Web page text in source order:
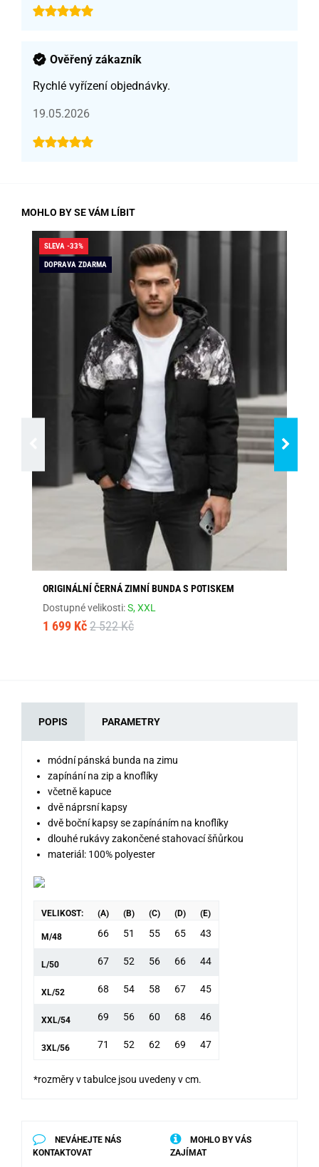
Ověřený zákazník
Rychlé vyřízení objednávky.
19.05.2026
MOHLO BY SE VÁM LÍBIT
SLEVA -33%
DOPRAVA ZDARMA
ORIGINÁLNÍ ČERNÁ ZIMNÍ BUNDA S POTISKEM
Dostupné velikosti:S,XXL
1 699 Kč 2 522 Kč
POPIS PARAMETRY
módní pánská bunda na zimu
zapínání na zip a knoflíky
včetně kapuce
dvě náprsní kapsy
dvě boční kapsy se zapínáním na knoflíky
dlouhé rukávy zakončené stahovací šňůrkou
materiál: 100% polyester
VELIKOST: (A) (B) (C) (D) (E)
M/48 66 51 55 65 43
L/50 67 52 56 66 44
XL/52 68 54 58 67 45
XXL/54 69 56 60 68 46
3XL/56 71 52 62 69 47
*rozměry v tabulce jsou uvedeny v cm.
NEVÁHEJTE NÁS
KONTAKTOVAT
MOHLO BY VÁS
ZAJÍMAT